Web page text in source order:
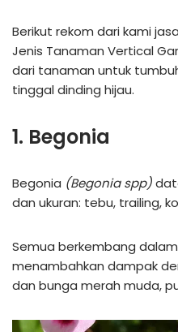
Berikut rekom dari kami
Jenis Tanaman Vertical
dari tanaman untuk
tinggal dinding hijau.
1. Begonia
Begonia (Begonia spp)
dan ukuran: tebu, trailing,
Semua berkembang
menambahkan dampak
dan bunga merah muda,